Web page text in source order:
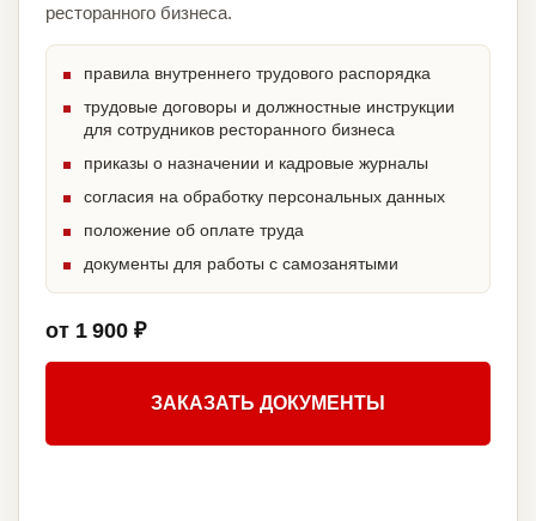
ресторанного бизнеса.
правила внутреннего трудового распорядка
трудовые договоры и должностные инструкции
для сотрудников ресторанного бизнеса
приказы о назначении и кадровые журналы
согласия на обработку персональных данных
положение об оплате труда
документы для работы с самозанятыми
от 1 900 ₽
ЗАКАЗАТЬ ДОКУМЕНТЫ